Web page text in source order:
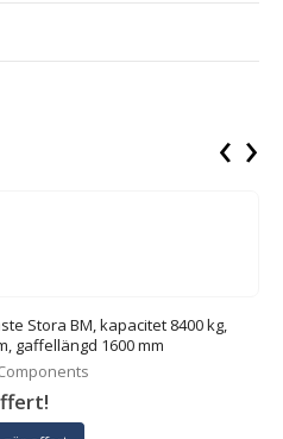
Stora BM, kapacitet 8400 kg,
gaffellängd 1600 mm
‹ ›